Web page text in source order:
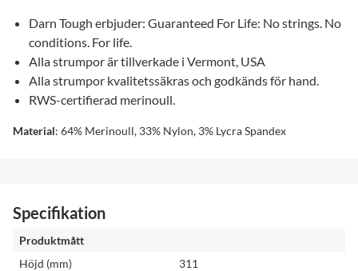
Darn Tough erbjuder: Guaranteed For Life: No strings. No
conditions. For life.
Alla strumpor är tillverkade i Vermont, USA
Alla strumpor kvalitetssäkras och godkänds för hand.
RWS-certifierad merinoull.
Material: 64% Merinoull, 33% Nylon, 3% Lycra Spandex
Specifikation
Produktmått
Höjd (mm)
311